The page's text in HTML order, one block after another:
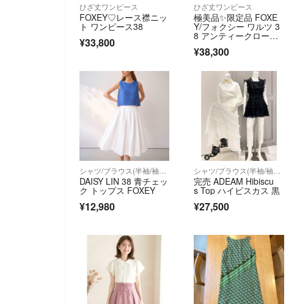
ひざ丈ワンピース
FOXEY♡レース襟ニッ
ト ワンピース38
¥33,800
ひざ丈ワンピース
極美品✨限定品 FOXE
Y/フォクシー ワルツ 3
8 アンティークロー
ズ リネン
¥38,300
DAISY LIN 38 青チェッ
ク トップス FOXEY
¥12,980
完売 ADEAM Hibiscu
s Top ハイビスカス 黒
¥27,500